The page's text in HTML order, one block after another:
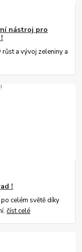
nástroj pro
a vývoj zeleniny a
!
celém světě díky
číst celé